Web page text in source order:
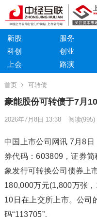
新股 服务
科创
创业
上会
路演
首页 可转债
豪能股份可转债于7月
2026年7月8日 13:38 阅读(995)
中国上市公司网讯 7月8
券代码：603809，证券
象发行可转换公司债券上
180,000万元(1,800万张
10日在上交所上市。公司
码“113705”。